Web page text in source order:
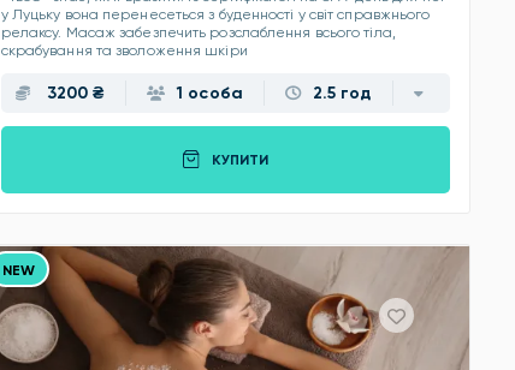
у Луцьку вона перенесеться з буденності у світ справжнього
релаксу. Масаж забезпечить розслаблення всього тіла,
скрабування та зволоження шкіри
3200 ₴ 1 особа 2.5 год
КУПИТИ
NEW